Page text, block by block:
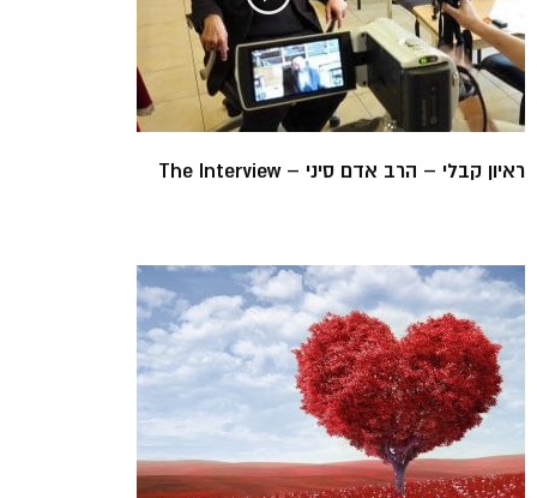
ראיון קבלי – הרב אדם סיני – The Interview